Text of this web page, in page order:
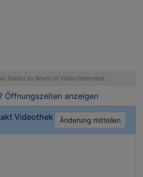
Öffnungszeiten anzeigen
Videothek Änderung mitteilen